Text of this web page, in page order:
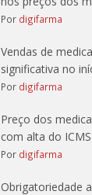
Por digifarma
Vendas de
significativa no
Por digifarma
Preço dos
com alta do ICMS
Por digifarma
Obrigatoriedade